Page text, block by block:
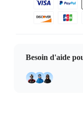
Besoin d'aide